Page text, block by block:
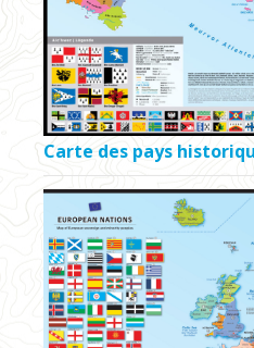
Carte des pays